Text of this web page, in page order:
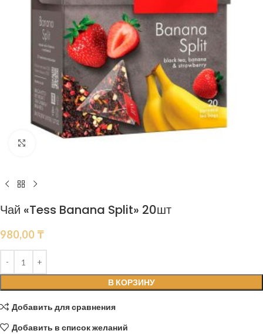
Чай «Tess Banana Split» 20шт
980,00 ₸
В КОРЗИНУ
Добавить для сравнения
Добавить в список желаний